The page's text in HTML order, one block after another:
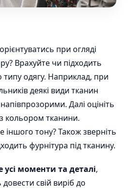
при огляді
Врахуйте чи підходить
типу одягу. Наприклад, при
деякі види тканин
Далі оцініть
кольором тканини.
тону? Також зверніть
фурнітура під тканину.
усі моменти та деталі,
свій виріб до